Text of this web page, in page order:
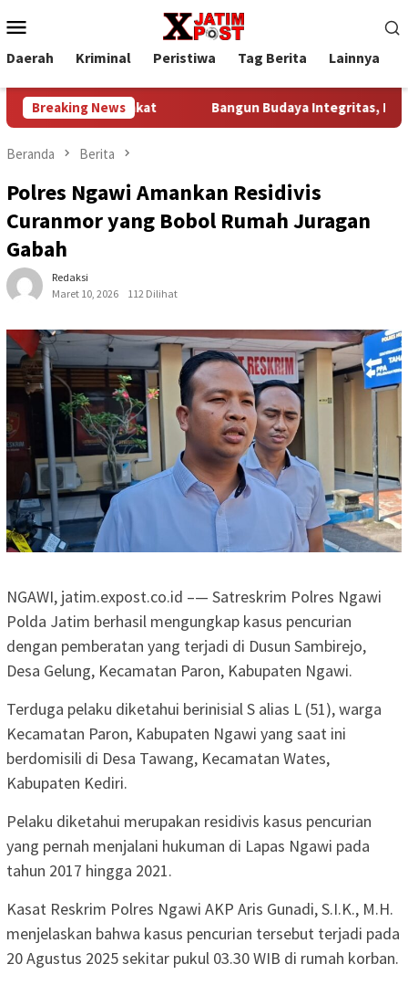
ke
kontenMobile
Daerah Kriminal Peristiwa Tag Berita Lainnya
Breaking News
Masyarakat Bangun Budaya Integritas, Korem 084/
Beranda Berita
Polres Ngawi Amankan Residivis
Curanmor yang Bobol Rumah Juragan
Gabah
Redaksi
Maret 10, 2026
112 Dilihat
NGAWI, jatim.expost.co.id –— Satreskrim Polres Ngawi
Polda Jatim berhasil mengungkap kasus pencurian
dengan pemberatan yang terjadi di Dusun Sambirejo,
Desa Gelung, Kecamatan Paron, Kabupaten Ngawi.
Terduga pelaku diketahui berinisial S alias L (51), warga
Kecamatan Paron, Kabupaten Ngawi yang saat ini
berdomisili di Desa Tawang, Kecamatan Wates,
Kabupaten Kediri.
Pelaku diketahui merupakan residivis kasus pencurian
yang pernah menjalani hukuman di Lapas Ngawi pada
tahun 2017 hingga 2021.
Kasat Reskrim Polres Ngawi AKP Aris Gunadi, S.I.K., M.H.
menjelaskan bahwa kasus pencurian tersebut terjadi pada
20 Agustus 2025 sekitar pukul 03.30 WIB di rumah korban.